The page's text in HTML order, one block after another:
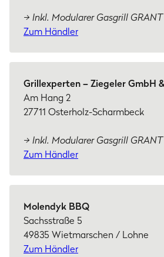
→ Inkl. Modularer Gasgrill GRANT
Zum Händler
Grillexperten – Ziegeler GmbH
Am Hang 2
27711 Osterholz-Scharmbeck
→ Inkl. Modularer Gasgrill GRANT
Zum Händler
Molendyk BBQ
Sachsstraße 5
49835 Wietmarschen / Lohne
Zum Händler